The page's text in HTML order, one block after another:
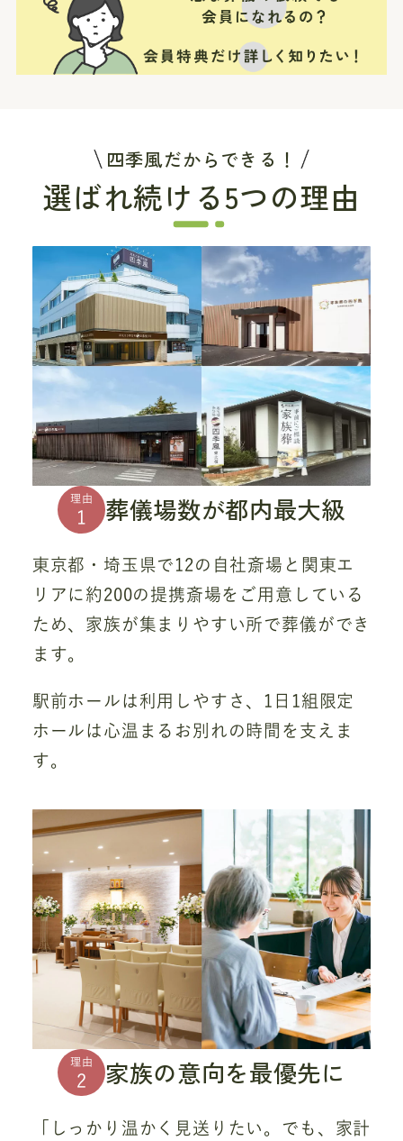
四季風だからできる！
選ばれ続ける5つの理由
理由
1 葬儀場数が都内最大級
東京都・埼玉県で12の自社斎場と関東エ
リアに約200の提携斎場をご用意している
ため、家族が集まりやすい所で葬儀ができ
ます。
駅前ホールは利用しやすさ、1日1組限定
ホールは心温まるお別れの時間を支えま
す。
理由
2 家族の意向を最優先に
「しっかり温かく見送りたい。でも、家計